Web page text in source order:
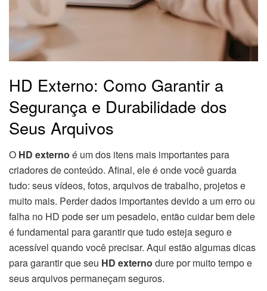
HD Externo: Como Garantir a
Segurança e Durabilidade dos
Seus Arquivos
O HD externo é um dos itens mais importantes para
criadores de conteúdo. Afinal, ele é onde você guarda
tudo: seus vídeos, fotos, arquivos de trabalho, projetos e
muito mais. Perder dados importantes devido a um erro ou
falha no HD pode ser um pesadelo, então cuidar bem dele
é fundamental para garantir que tudo esteja seguro e
acessível quando você precisar. Aqui estão algumas dicas
para garantir que seu HD externo dure por muito tempo e
seus arquivos permaneçam seguros.